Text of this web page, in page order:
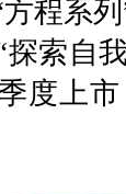
程系
索自
度上